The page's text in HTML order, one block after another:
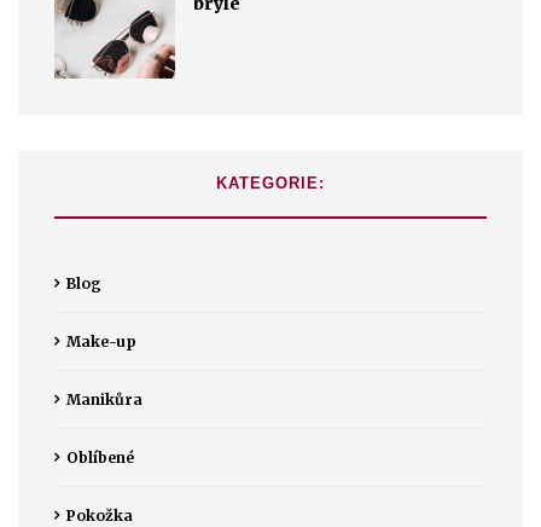
KATEGORIE:
Blog
Make-up
Manikůra
Oblíbené
Pokožka